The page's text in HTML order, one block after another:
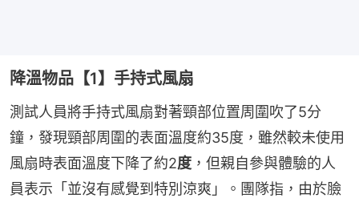
降溫物品【1】手持式風扇
測試人員將手持式風扇對著頸部位置周圍吹了5分
鐘，發現頸部周圍的表面溫度約35度，雖然較未使用
風扇時表面溫度下降了約2度 ，但親自參與體驗的人
員表示「並沒有感覺到特別涼爽」。團隊指，由於臉